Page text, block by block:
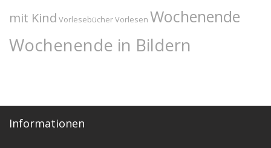
mit Kind VorlesebücherVorlesen Wochenende
Wochenende in Bildern
Informationen